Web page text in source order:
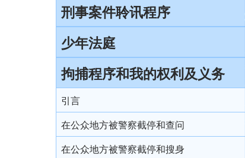
法治
香港法律来源
刑事诉讼及民事诉讼
事务律师与大律师
简介律政司
香港法院及司法机构
刑事案件聆讯程序
刑事案件一般聆讯程序
经公诉程序定罪及经简易程序定罪
首次聆讯
认罪
求情及判刑
少年法庭
少年法庭的司法管辖权
保护少年罪犯
少年法庭的聆讯程序
少年罪犯惩罚的限制
拘捕程序和我的权利及义务
引言
在公众地方被警察截停和查问
在公众地方被警察截停和搜身